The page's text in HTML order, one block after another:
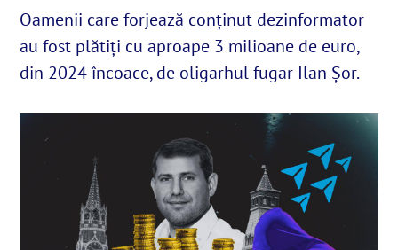
SUSȚINE
Cautare...
Oamenii care forjează conținut dezinformator
au fost plătiți cu aproape 3 milioane de euro,
din 2024 încoace, de oligarhul fugar Ilan Șor.